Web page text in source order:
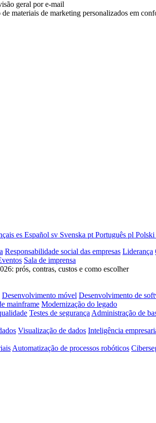
geral por e-mail
materiais de marketing personalizados em
es Español sv Svenska pt Português pl Polski
Responsabilidade social das empresas Liderança
Sala de imprensa
prós, contras, custos e como escolher
Desenvolvimento móvel Desenvolvimento de
mainframe Modernização do legado
Testes de segurança Administração de
Visualização de dados Inteligência
Automatização de processos robóticos